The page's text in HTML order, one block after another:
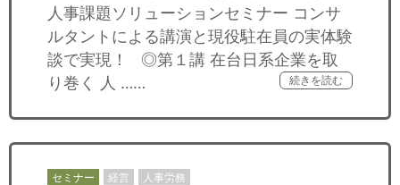
人事課題ソリューションセミナー コンサ
ルタントによる講演と現役駐在員の実体験
談で実現！ ◎第１講 在台日系企業を取
り巻く 人 ……
続きを読む
セミナー 経営 人事労務